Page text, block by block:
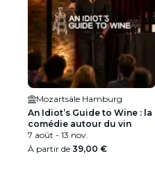
Mozartsäle Hamburg
An Idiot’s Guide to Wine : la
comédie autour du vin
7 août - 13 nov.
À partir de 39,00 €